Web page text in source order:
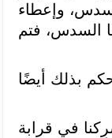
وإعطاء
السدس، فتم
بذلك أيضًا
في قرابة